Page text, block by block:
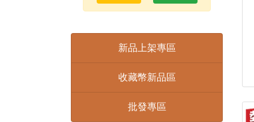
新品上架專區
收藏幣新品區
批發專區